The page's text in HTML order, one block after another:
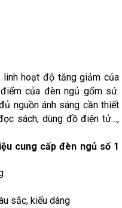
linh hoạt độ tăng giảm của
của đèn ngủ gốm sứ.
nguồn ánh sáng cần thiết
sách, dùng đồ điện tử…,
cung cấp đèn ngủ số 1
sắc, kiểu dáng